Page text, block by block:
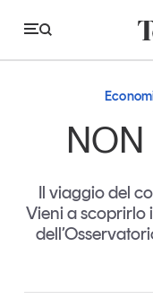
Innovazione
Logistica
Il viaggio del
Vieni a scoprirlo